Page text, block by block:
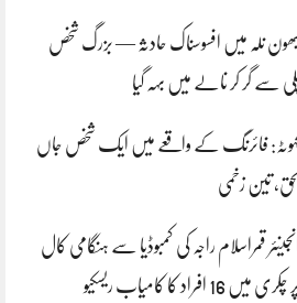
نلہ میں افسوسناک حادثہ — بزرگ شخص
سے گر کر نالے میں بہہ گیا
فائرنگ کے واقعے میں ایک شخص جاں
تین زخمی
قمراسلام راجہ کی کمبوڈیا سے ہنگامی کال
چکری میں 16 افراد کا کامیاب ریسکیو